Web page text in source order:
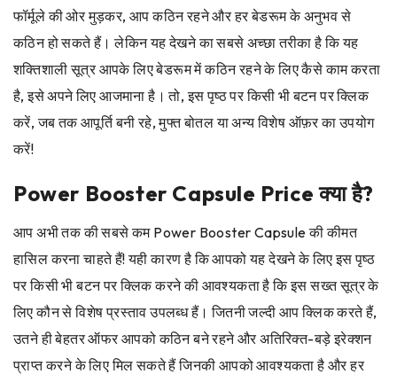
फॉर्मूले की ओर मुड़कर, आप कठिन रहने और हर बेडरूम के अनुभव से
कठिन हो सकते हैं। लेकिन यह देखने का सबसे अच्छा तरीका है कि यह
शक्तिशाली सूत्र आपके लिए बेडरूम में कठिन रहने के लिए कैसे काम करता
है, इसे अपने लिए आजमाना है। तो, इस पृष्ठ पर किसी भी बटन पर क्लिक
करें, जब तक आपूर्ति बनी रहे, मुफ्त बोतल या अन्य विशेष ऑफ़र का उपयोग
करें!
Power Booster Capsule Price क्या है?
आप अभी तक की सबसे कम Power Booster Capsule की कीमत
हासिल करना चाहते हैं! यही कारण है कि आपको यह देखने के लिए इस पृष्ठ
पर किसी भी बटन पर क्लिक करने की आवश्यकता है कि इस सख्त सूत्र के
लिए कौन से विशेष प्रस्ताव उपलब्ध हैं। जितनी जल्दी आप क्लिक करते हैं,
उतने ही बेहतर ऑफर आपको कठिन बने रहने और अतिरिक्त-बड़े इरेक्शन
प्राप्त करने के लिए मिल सकते हैं जिनकी आपको आवश्यकता है और हर